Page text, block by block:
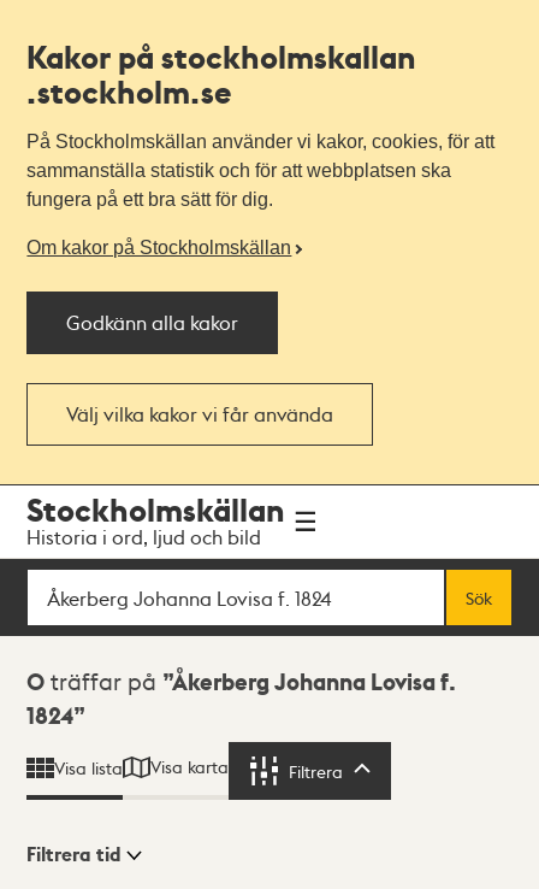
Kakor på stockholmskallan
.stockholm.se
På Stockholmskällan använder vi kakor, cookies, för att
sammanställa statistik och för att webbplatsen ska
fungera på ett bra sätt för dig.
Om kakor på Stockholmskällan
Godkänn alla kakor
Välj vilka kakor vi får använda
navigationen
huvudinnehållet
Stockholmskällan
Historia i ord, ljud och bild
Sök
Sök
Sökresultat
0 träffar på Åkerberg Johanna Lovisa f.
1824
Visa lista Visa karta Filtrera
Filtrera tid